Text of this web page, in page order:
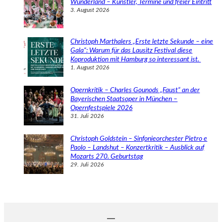
Wunderland – Künstler, Termine und freier Eintritt
3. August 2026
Christoph Marthalers „Erste letzte Sekunde – eine
Gala“: Warum für das Lausitz Festival diese
Koproduktion mit Hamburg so interessant ist.
1. August 2026
Opernkritik – Charles Gounods „Faust“ an der
Bayerischen Staatsoper in München –
Opernfestspiele 2026
31. Juli 2026
Christoph Goldstein – Sinfonieorchester Pietro e
Paolo – Landshut – Konzertkritik – Ausblick auf
Mozarts 270. Geburtstag
29. Juli 2026